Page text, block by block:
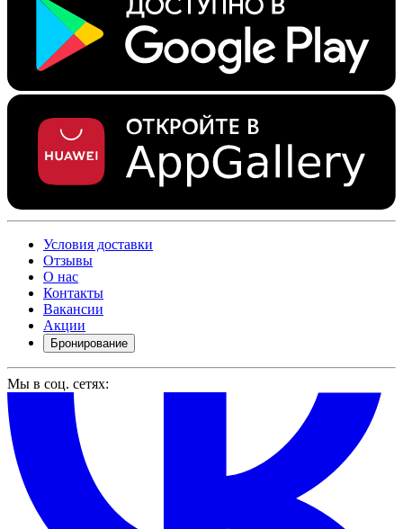
Условия доставки
Отзывы
О нас
Контакты
Вакансии
Акции
Бронирование
Мы в соц. сетях: